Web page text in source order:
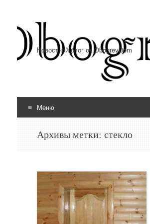
Новостной блог от ObogrevDom
Меню
Архивы метки: стекло